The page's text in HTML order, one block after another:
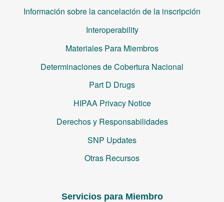
Información sobre la cancelación de la inscripción
Interoperability
Materiales Para Miembros
Determinaciones de Cobertura Nacional
Part D Drugs
HIPAA Privacy Notice
Derechos y Responsabilidades
SNP Updates
Otras Recursos
Servicios para Miembro